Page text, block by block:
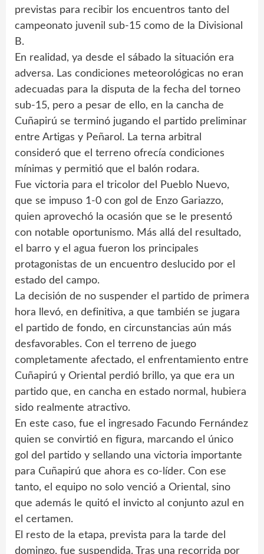
previstas para recibir los encuentros tanto del
campeonato juvenil sub-15 como de la Divisional
B.
En realidad, ya desde el sábado la situación era
adversa. Las condiciones meteorológicas no eran
adecuadas para la disputa de la fecha del torneo
sub-15, pero a pesar de ello, en la cancha de
Cuñapirú se terminó jugando el partido preliminar
entre Artigas y Peñarol. La terna arbitral
consideró que el terreno ofrecía condiciones
mínimas y permitió que el balón rodara.
Fue victoria para el tricolor del Pueblo Nuevo,
que se impuso 1-0 con gol de Enzo Gariazzo,
quien aprovechó la ocasión que se le presentó
con notable oportunismo. Más allá del resultado,
el barro y el agua fueron los principales
protagonistas de un encuentro deslucido por el
estado del campo.
La decisión de no suspender el partido de primera
hora llevó, en definitiva, a que también se jugara
el partido de fondo, en circunstancias aún más
desfavorables. Con el terreno de juego
completamente afectado, el enfrentamiento entre
Cuñapirú y Oriental perdió brillo, ya que era un
partido que, en cancha en estado normal, hubiera
sido realmente atractivo.
En este caso, fue el ingresado Facundo Fernández
quien se convirtió en figura, marcando el único
gol del partido y sellando una victoria importante
para Cuñapirú que ahora es co-líder. Con ese
tanto, el equipo no solo venció a Oriental, sino
que además le quitó el invicto al conjunto azul en
el certamen.
El resto de la etapa, prevista para la tarde del
domingo, fue suspendida. Tras una recorrida por